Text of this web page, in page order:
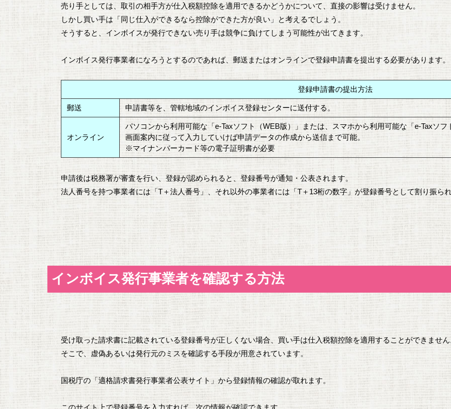
売り手としては、取引の相手方が仕入税額控除を適用できるかどうかについて、直接の影響は受けません。
しかし買い手は「同じ仕入ができるなら控除ができた方が良い」と考えるでしょう。
そうすると、インボイスが発行できない売り手は競争に負けてしまう可能性が出てきます。
インボイス発行事業者になろうとするのであれば、郵送またはオンラインで登録申請書を提出する必要があります。
登録申請書の提出方法
郵送 申請書等を、管轄地域のインボイス登録センターに送付する。
オンライン
パソコンから利用可能な「e-Taxソフト（WEB版）」または、スマホから利用可能な「e-Taxソフ
画面案内に従って入力していけば申請データの作成から送信まで可能。
※マイナンバーカード等の電子証明書が必要
申請後は税務署が審査を行い、登録が認められると、登録番号が通知・公表されます。
法人番号を持つ事業者には「T＋法人番号」、それ以外の事業者には「T＋13桁の数字」が登録番号として割り振られ
インボイス発行事業者を確認する方法
受け取った請求書に記載されている登録番号が正しくない場合、買い手は仕入税額控除を適用することができません
そこで、虚偽あるいは発行元のミスを確認する手段が用意されています。
国税庁の 「適格請求書発行事業者公表サイト」 から登録情報の確認が取れます。
このサイト上で登録番号を入力すれば、次の情報が確認できます。